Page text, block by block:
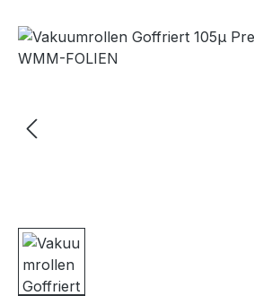
Bildergalerie überspringen